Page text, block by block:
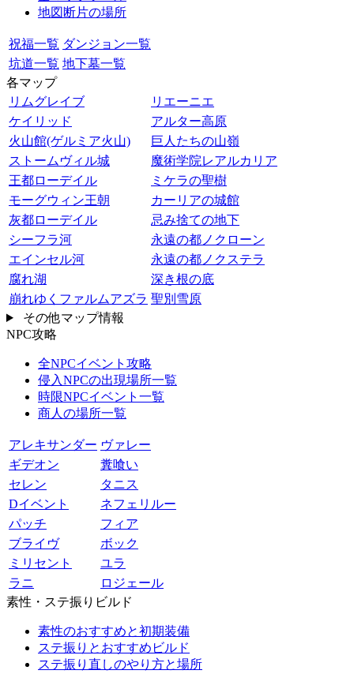
地図断片の場所
祝福一覧 ダンジョン一覧
坑道一覧 地下墓一覧
各マップ
リムグレイブ
リエーニエ
ケイリッド
アルター高原
火山館(ゲルミア火山)
巨人たちの山嶺
ストームヴィル城
魔術学院レアルカリア
王都ローデイル
ミケラの聖樹
モーグウィン王朝
カーリアの城館
灰都ローデイル
忌み捨ての地下
シーフラ河
永遠の都ノクローン
エインセル河
永遠の都ノクステラ
腐れ湖
深き根の底
崩れゆくファルムアズラ 聖別雪原
その他マップ情報
NPC攻略
全NPCイベント攻略
侵入NPCの出現場所一覧
時限NPCイベント一覧
商人の場所一覧
アレキサンダー ヴァレー
ギデオン
糞喰い
セレン
タニス
Dイベント
ネフェリルー
パッチ
フィア
ブライヴ
ボック
ミリセント
ユラ
ラニ
ロジェール
素性・ステ振りビルド
素性のおすすめと初期装備
ステ振りとおすすめビルド
ステ振り直しのやり方と場所